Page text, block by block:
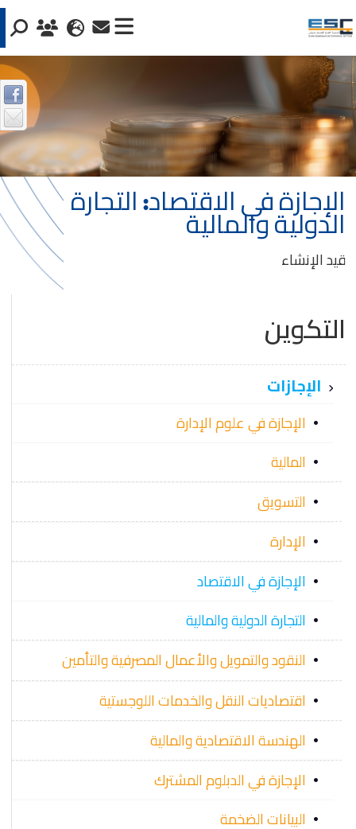
التكوين
الإجازات
الإجازة في علوم الإدارة
المالية
التسويق
الإدارة
الإجازة في الاقتصاد
التجارة الدولية والمالية
النقود والتمويل والأعمال المصرفية والتأمين
اقتصاديات النقل والخدمات اللوجستية
الهندسة الاقتصادية والمالية
الإجازة في الدبلوم المشترك
البيانات الضخمة
الإجازة في الاقتصاد: التجارة
الدولية والمالية
قيد الإنشاء